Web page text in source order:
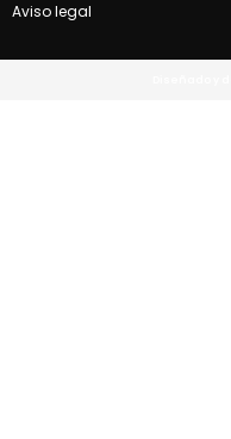
Aviso legal